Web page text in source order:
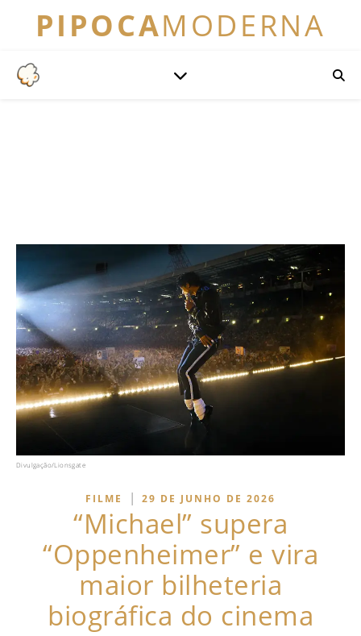
PIPOCAMODERNA
Divulgação/Lionsgate
FILME | 29 DE JUNHO DE 2026
“Michael” supera
“Oppenheimer” e vira
maior bilheteria
biográfica do cinema